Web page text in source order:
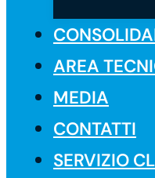
AREA
MEDIA
CONTATTI
SERVIZIO